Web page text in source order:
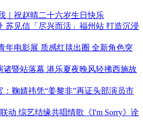
｜祝赵晴二十六岁生日快乐
苏见信「尽兴而活」福州站 打造沉浸
年电影展 质感红毯出圈 全新角色突
诸暨站落幕 港乐夏夜晚风轻拂西施故
：鞠婧祎凭“姜黎非”再证头部演员市
动 综艺结缘共唱情歌《I'm Sorry》诠